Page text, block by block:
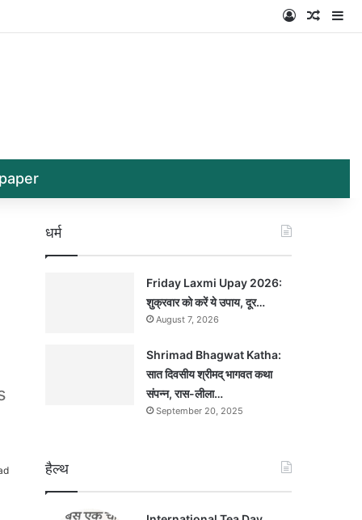
Log In
धर्म
Friday Laxmi Upay 2026:
शुक्रवार को करें ये उपाय, दूर…
August 7, 2026
Shrimad Bhagwat Katha:
सात दिवसीय श्रीमद् भागवत कथा
संपन्न, रास-लीला…
September 20, 2025
हैल्थ